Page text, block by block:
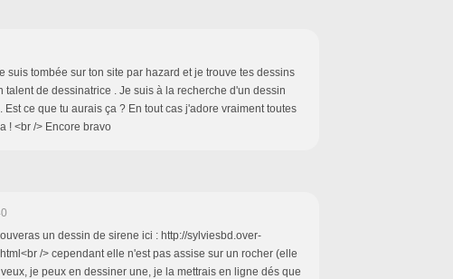
suis tombée sur ton site par hazard et je trouve tes dessins
talent de dessinatrice . Je suis à la recherche d'un dessin
ce que tu aurais ça ? En tout cas j'adore vraiment toutes
! <br /> Encore bravo
un dessin de sirene ici : http://sylviesbd.over-
/> cependant elle n'est pas assise sur un rocher (elle
je peux en dessiner une, je la mettrais en ligne dés que